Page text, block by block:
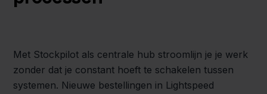
Met Stockpilot als centrale hub stroomlijn je je werk
zonder dat je constant hoeft te schakelen tussen
systemen. Nieuwe bestellingen in Lightspeed